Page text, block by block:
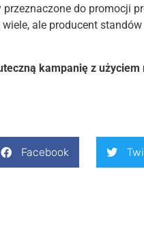
przeznaczone do promocji
wiele, ale producent
kampanię z
Facebook